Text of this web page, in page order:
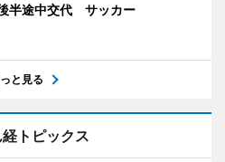
後半途中交代 サッカー
と見る
トピックス